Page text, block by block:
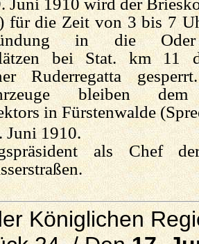
Juni 1910 wird der
für die Zeit von 3 bis 7
in die
bei Stat. km 11
Ruderregatta
bleiben
in Fürstenwalde
Juni 1910.
als Chef
Königlichen